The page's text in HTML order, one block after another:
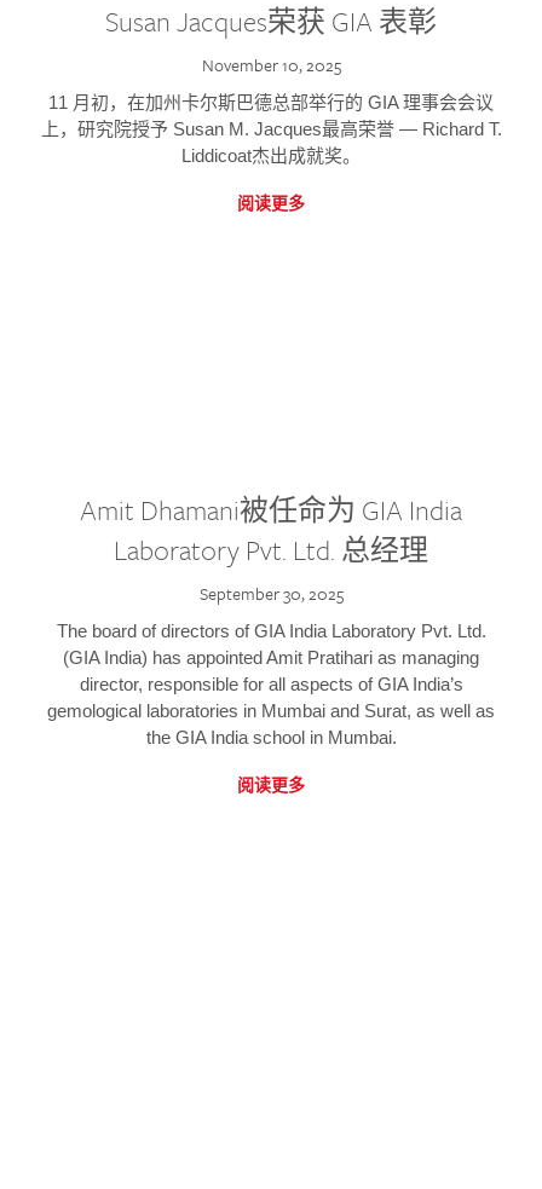
Susan Jacques荣获 GIA 表彰
November 10, 2025
11 月初，在加州卡尔斯巴德总部举行的 GIA 理事会会议
上，研究院授予 Susan M. Jacques最高荣誉 — Richard T.
Liddicoat杰出成就奖。
阅读更多
Amit Dhamani被任命为 GIA India
Laboratory Pvt. Ltd. 总经理
September 30, 2025
The board of directors of GIA India Laboratory Pvt. Ltd.
(GIA India) has appointed Amit Pratihari as managing
director, responsible for all aspects of GIA India’s
gemological laboratories in Mumbai and Surat, as well as
the GIA India school in Mumbai.
阅读更多